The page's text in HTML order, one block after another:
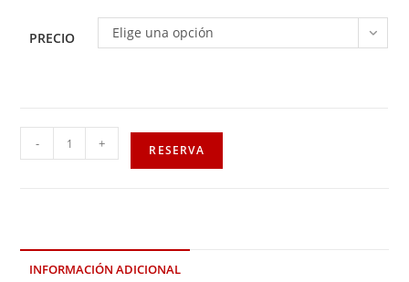
PRECIO Elige una opción
- + RESERVA
INFORMACIÓN ADICIONAL